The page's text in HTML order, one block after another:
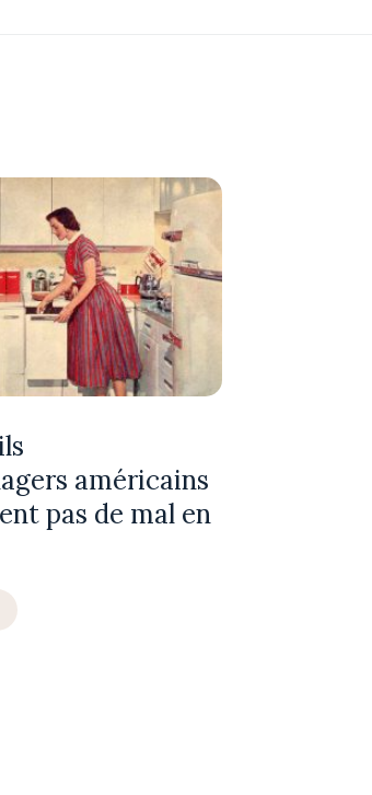
américains
pas de mal en